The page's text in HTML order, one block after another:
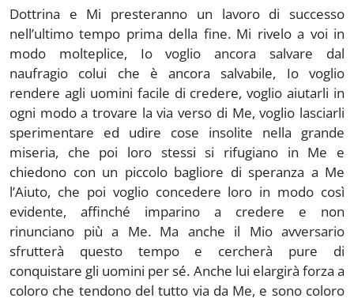
Dottrina e Mi presteranno un lavoro di successo
nell’ultimo tempo prima della fine. Mi rivelo a voi in
modo molteplice, Io voglio ancora salvare dal
naufragio colui che è ancora salvabile, Io voglio
rendere agli uomini facile di credere, voglio aiutarli in
ogni modo a trovare la via verso di Me, voglio lasciarli
sperimentare ed udire cose insolite nella grande
miseria, che poi loro stessi si rifugiano in Me e
chiedono con un piccolo bagliore di speranza a Me
l’Aiuto, che poi voglio concedere loro in modo così
evidente, affinché imparino a credere e non
rinunciano più a Me. Ma anche il Mio avversario
sfrutterà questo tempo e cercherà pure di
conquistare gli uomini per sé. Anche lui elargirà forza a
coloro che tendono del tutto via da Me, e sono coloro